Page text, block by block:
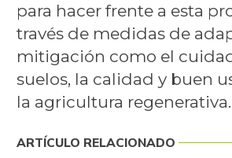
para hacer frente a esta
través de medidas de
mitigación como el
suelos, la calidad y buen
la agricultura regenerativa.
ARTÍCULO RELACIONADO